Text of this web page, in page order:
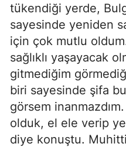
tükendiği yerde,
sayesinde yeniden
için çok mutlu
sağlıklı yaşayacak
gitmediğim
biri sayesinde şifa
görsem
olduk, el ele verip
diye konuştu.